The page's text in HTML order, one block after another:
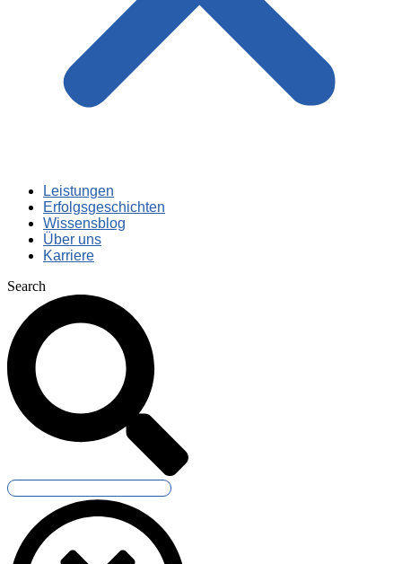
Leistungen
Erfolgsgeschichten
Wissensblog
Über uns
Karriere
Search